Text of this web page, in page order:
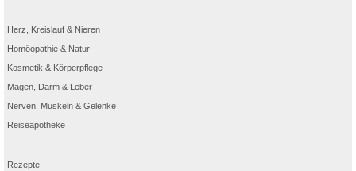
Herz, Kreislauf & Nieren
Homöopathie & Natur
Kosmetik & Körperpflege
Magen, Darm & Leber
Nerven, Muskeln & Gelenke
Reiseapotheke
Rezepte